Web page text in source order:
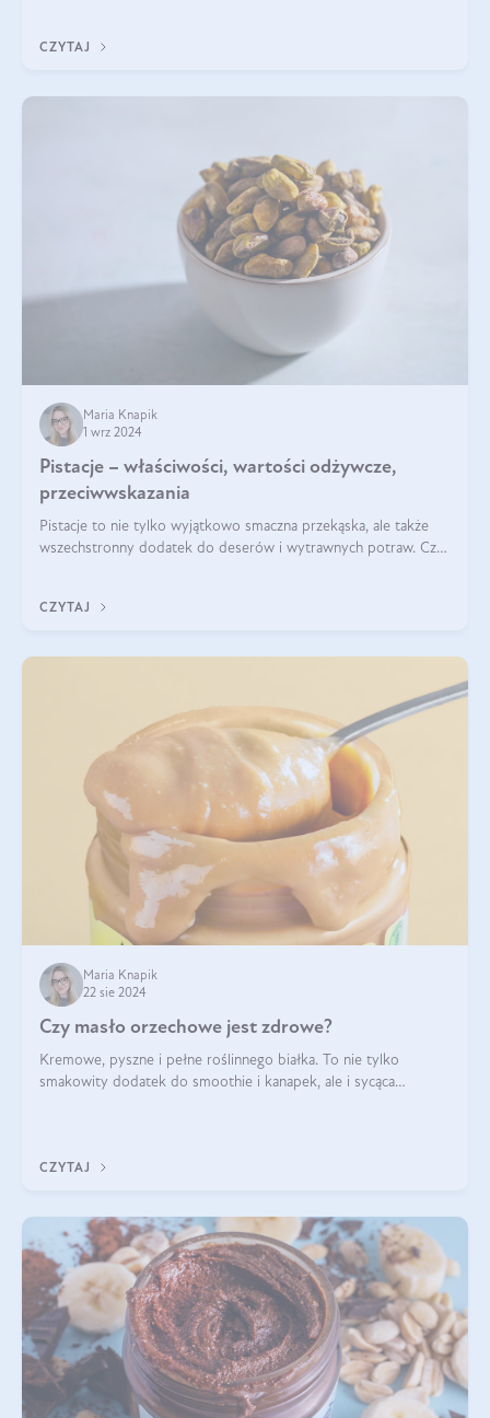
CZYTAJ
Maria Knapik
1 wrz 2024
Pistacje – właściwości, wartości odżywcze,
przeciwwskazania
Pistacje to nie tylko wyjątkowo smaczna przekąska, ale także
wszechstronny dodatek do deserów i wytrawnych potraw. Czy
CZYTAJ
Maria Knapik
22 sie 2024
Czy masło orzechowe jest zdrowe?
Kremowe, pyszne i pełne roślinnego białka. To nie tylko
smakowity dodatek do smoothie i kanapek, ale i sycąca
CZYTAJ